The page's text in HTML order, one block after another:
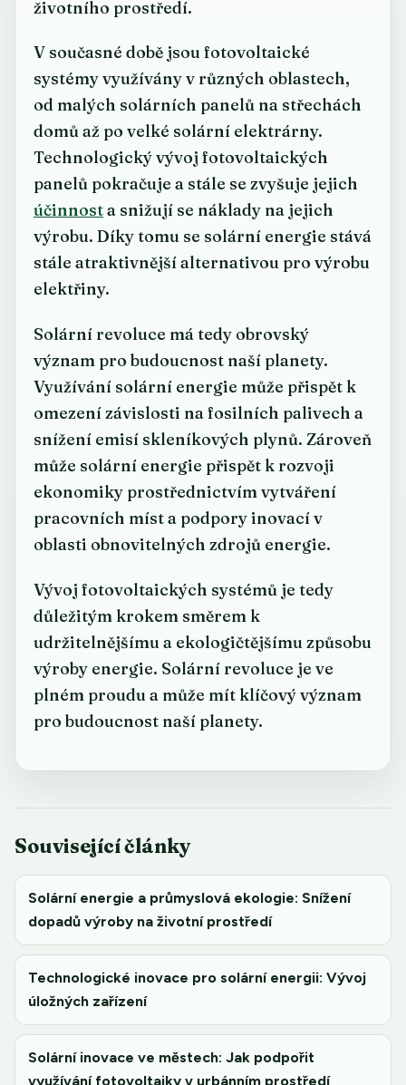
životního prostředí.
V současné době jsou fotovoltaické
systémy využívány v různých oblastech,
od malých solárních panelů na střechách
domů až po velké solární elektrárny.
Technologický vývoj fotovoltaických
panelů pokračuje a stále se zvyšuje jejich
účinnosta snižují se náklady na jejich
výrobu. Díky tomu se solární energie stává
stále atraktivnější alternativou pro výrobu
elektřiny.
Solární revoluce má tedy obrovský
význam pro budoucnost naší planety.
Využívání solární energie může přispět k
omezení závislosti na fosilních palivech a
snížení emisí skleníkových plynů. Zároveň
může solární energie přispět k rozvoji
ekonomiky prostřednictvím vytváření
pracovních míst a podpory inovací v
oblasti obnovitelných zdrojů energie.
Vývoj fotovoltaických systémů je tedy
důležitým krokem směrem k
udržitelnějšímu a ekologičtějšímu způsobu
výroby energie. Solární revoluce je ve
plném proudu a může mít klíčový význam
pro budoucnost naší planety.
Související články
Solární energie a průmyslová ekologie: Snížení
dopadů výroby na životní prostředí
Technologické inovace pro solární energii: Vývoj
úložných zařízení
Solární inovace ve městech: Jak podpořit
využívání fotovoltaiky v urbánním prostředí